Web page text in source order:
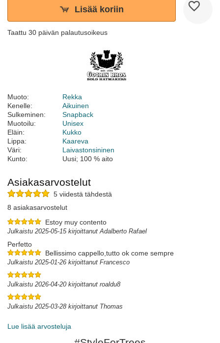
Lisää koriin
Taattu 30 päivän palautusoikeus
Muoto:
Rekka
Kenelle:
Aikuinen
Sulkeminen:
Snapback
Muotoilu:
Unisex
Eläin:
Kukko
Lippa:
Kaareva
Väri:
Laivastonsininen
Kunto:
Uusi; 100 % aito
Asiakasarvostelut
5 viidestä tähdestä
8 asiakasarvostelut
Estoy muy contento
Julkaistu 2025-05-15 kirjoittanut Adalberto Rafael
Perfetto
Bellissimo cappello,tutto ok come sempre
Julkaistu 2025-01-26 kirjoittanut Francesco
Julkaistu 2026-04-20 kirjoittanut roaldu8
Julkaistu 2025-03-28 kirjoittanut Thomas
Lue lisää arvosteluja